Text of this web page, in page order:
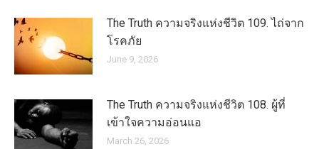
The Truth ความจริงแห่งชีวิต 109. ไถ่จาก
โรคภัย
June 9, 2026
The Truth ความจริงแห่งชีวิต 108. ผู้ที่
เข้าใจความอ่อนแอ
March 26, 2026